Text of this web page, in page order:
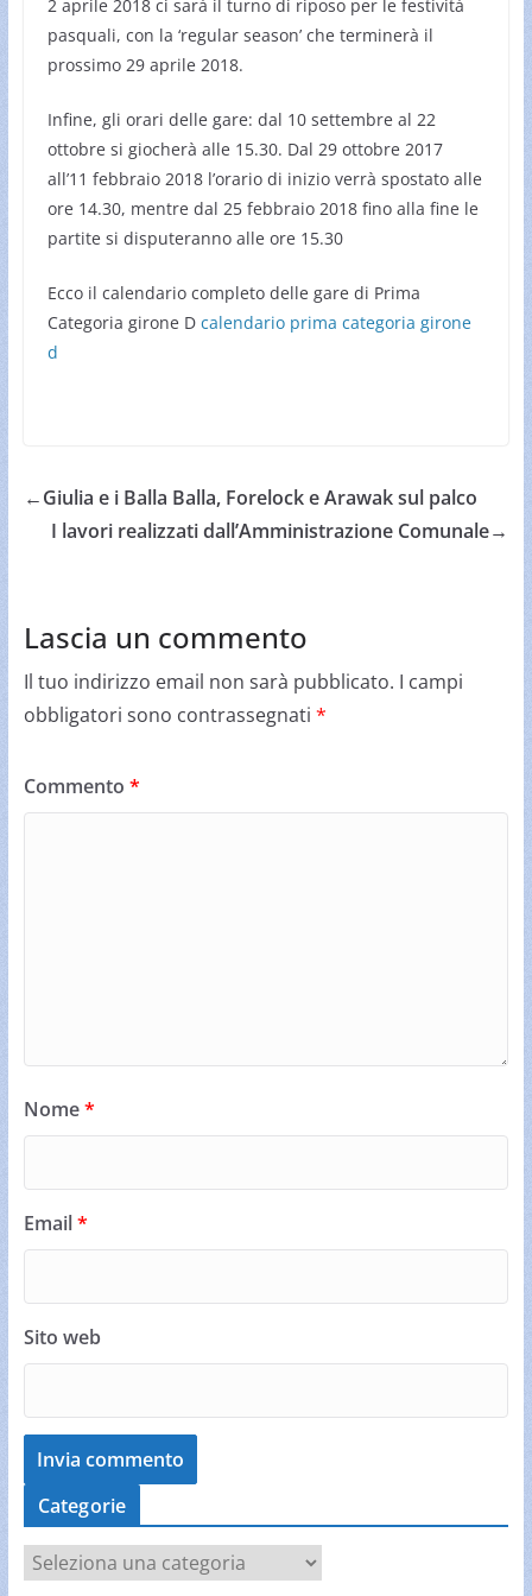
2 aprile 2018 ci sarà il turno di riposo per le festività
pasquali, con la ‘regular season’ che terminerà il
prossimo 29 aprile 2018.
Infine, gli orari delle gare: dal 10 settembre al 22
ottobre si giocherà alle 15.30. Dal 29 ottobre 2017
all’11 febbraio 2018 l’orario di inizio verrà spostato alle
ore 14.30, mentre dal 25 febbraio 2018 fino alla fine le
partite si disputeranno alle ore 15.30
Ecco il calendario completo delle gare di Prima
Categoria girone D calendario prima categoria girone
d
←Giulia e i Balla Balla, Forelock e Arawak sul palco
I lavori realizzati dall’Amministrazione Comunale→
Lascia un commento
Il tuo indirizzo email non sarà pubblicato. I campi
obbligatori sono contrassegnati *
Commento *
Nome*
Email*
Sito web
Categorie